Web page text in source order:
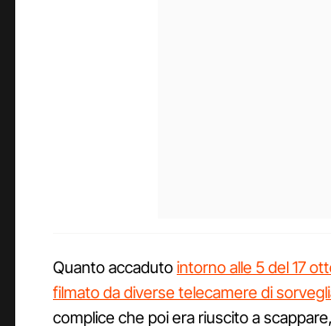
Quanto accadutointorno alle 5 del 17
filmato da diverse telecamere di
complice che poi era riuscito a